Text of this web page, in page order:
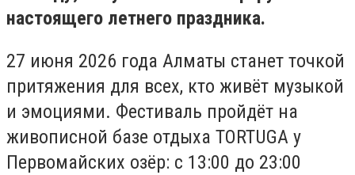
настоящего летнего праздника.
27 июня 2026 года Алматы станет точкой
притяжения для всех, кто живёт музыкой
и эмоциями. Фестиваль пройдёт на
живописной базе отдыха TORTUGA у
Первомайских озёр: с 13:00 до 23:00